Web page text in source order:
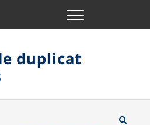
Menu
duplicat